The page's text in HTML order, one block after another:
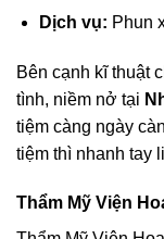
Dịch vụ: Phun
Bên cạnh kĩ thuật
tình, niềm nở tại
tiệm càng ngày
tiệm thì nhanh tay
Thẩm Mỹ Viện